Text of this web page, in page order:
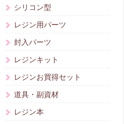
シリコン型
レジン用パーツ
封入パーツ
レジンキット
レジンお買得セット
道具・副資材
レジン本